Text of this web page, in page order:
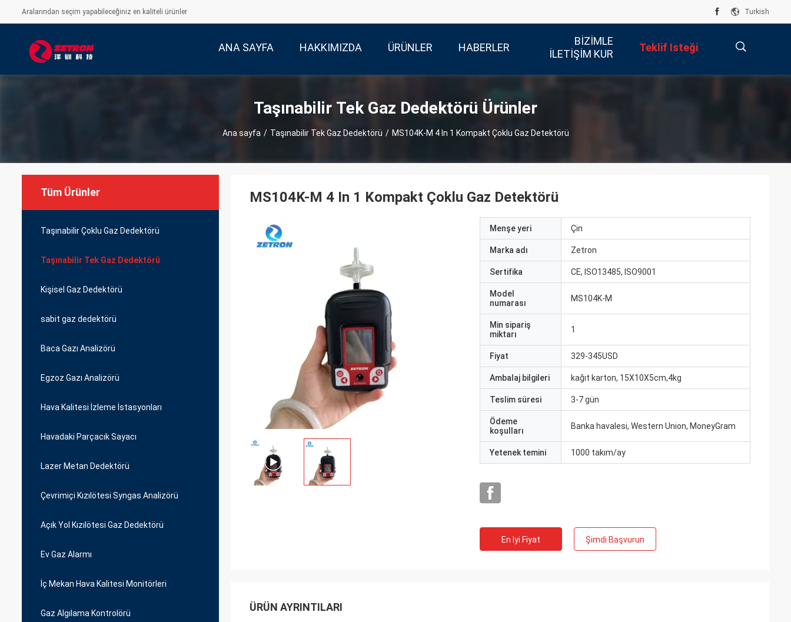
Aralarından seçim yapabileceğiniz en kaliteli ürünler Turkish
ANA SAYFA HAKKIMIZDA ÜRÜNLER HABERLER
BIZIMLE
ILETIŞIM KUR
Teklif Isteği
Taşınabilir Tek Gaz Dedektörü Ürünler
Ana sayfa / Taşınabilir Tek Gaz Dedektörü / MS104K-M 4 In 1 Kompakt Çoklu Gaz Detektörü
Tüm Ürünler
Taşınabilir Çoklu Gaz Dedektörü
Taşınabilir Tek Gaz Dedektörü
Kişisel Gaz Dedektörü
sabit gaz dedektörü
Baca Gazı Analizörü
Egzoz Gazı Analizörü
Hava Kalitesi İzleme İstasyonları
Havadaki Parçacık Sayacı
Lazer Metan Dedektörü
Çevrimiçi Kızılötesi Syngas Analizörü
Açık Yol Kızılötesi Gaz Dedektörü
Ev Gaz Alarmı
İç Mekan Hava Kalitesi Monitörleri
Gaz Algılama Kontrolörü
MS104K-M 4 In 1 Kompakt Çoklu Gaz Detektörü
Menşe yeri Çin
Marka adı Zetron
Sertifika CE, ISO13485, ISO9001
Model
numarası
MS104K-M
Min sipariş
miktarı
1
Fiyat 329-345USD
Ambalaj bilgileri kağıt karton, 15X10X5cm,4kg
Teslim süresi 3-7 gün
Ödeme
koşulları
Banka havalesi, Western Union, MoneyGram
Yetenek temini 1000 takım/ay
En Iyi Fiyat Şimdi Başvurun
ÜRÜN AYRINTILARI